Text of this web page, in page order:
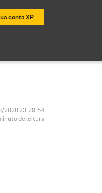
conta XP
2020 23:29:54
de leitura